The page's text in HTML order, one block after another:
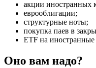
акции иностранных
еврооблигации;
структурные ноты;
покупка паев в
ETF на
Оно вам надо?